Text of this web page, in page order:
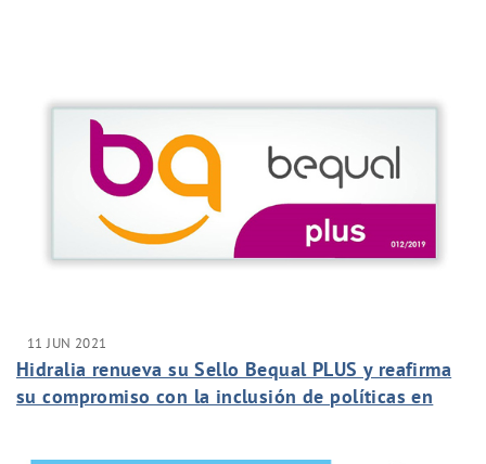
11 JUN 2021
Hidralia renueva su Sello Bequal PLUS y reafirma
su compromiso con la inclusión de políticas en